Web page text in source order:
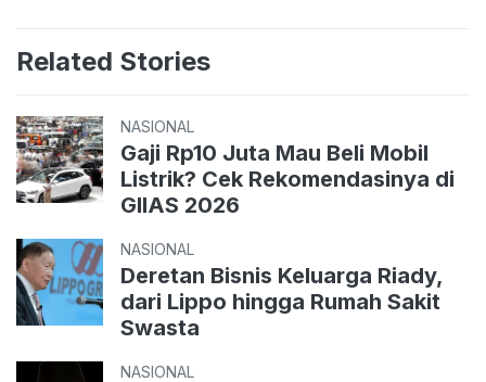
Related Stories
NASIONAL
Gaji Rp10 Juta Mau Beli Mobil
Listrik? Cek Rekomendasinya di
GIIAS 2026
NASIONAL
Deretan Bisnis Keluarga Riady,
dari Lippo hingga Rumah Sakit
Swasta
NASIONAL